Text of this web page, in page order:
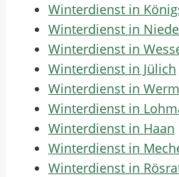
Winterdienst in
Winterdienst in
Winterdienst in
Winterdienst in Jülich
Winterdienst in
Winterdienst in
Winterdienst in Haan
Winterdienst in
Winterdienst in